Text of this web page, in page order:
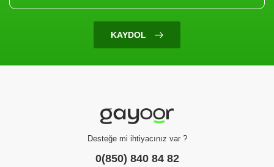
Filtrenize Uygun
Ürün Bulunamadı
KAYDOL
Desteğe mi ihtiyacınız var ?
0(850) 840 84 82